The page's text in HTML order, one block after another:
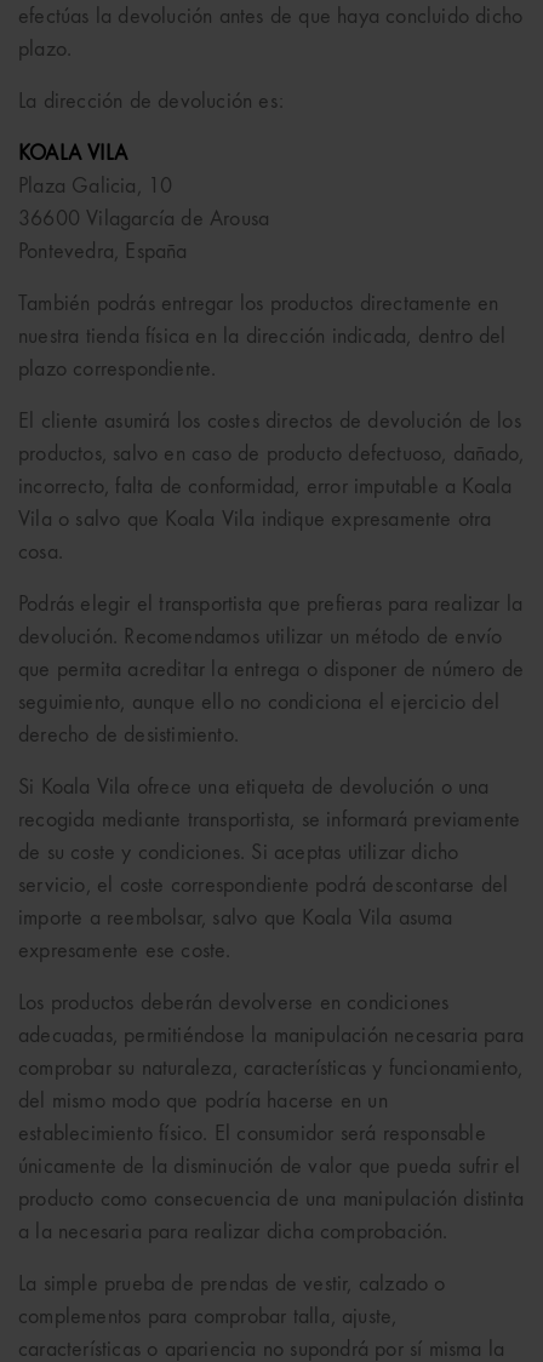
efectúas la devolución antes de que haya concluido dicho
plazo.
La dirección de devolución es:
KOALA VILA
Plaza Galicia, 10
36600 Vilagarcía de Arousa
Pontevedra, España
También podrás entregar los productos directamente en
nuestra tienda física en la dirección indicada, dentro del
plazo correspondiente.
El cliente asumirá los costes directos de devolución de los
productos, salvo en caso de producto defectuoso, dañado,
incorrecto, falta de conformidad, error imputable a Koala
Vila o salvo que Koala Vila indique expresamente otra
cosa.
Podrás elegir el transportista que prefieras para realizar la
devolución. Recomendamos utilizar un método de envío
que permita acreditar la entrega o disponer de número de
seguimiento, aunque ello no condiciona el ejercicio del
derecho de desistimiento.
Si Koala Vila ofrece una etiqueta de devolución o una
recogida mediante transportista, se informará previamente
de su coste y condiciones. Si aceptas utilizar dicho
servicio, el coste correspondiente podrá descontarse del
importe a reembolsar, salvo que Koala Vila asuma
expresamente ese coste.
Los productos deberán devolverse en condiciones
adecuadas, permitiéndose la manipulación necesaria para
comprobar su naturaleza, características y funcionamiento,
del mismo modo que podría hacerse en un
establecimiento físico. El consumidor será responsable
únicamente de la disminución de valor que pueda sufrir el
producto como consecuencia de una manipulación distinta
a la necesaria para realizar dicha comprobación.
La simple prueba de prendas de vestir, calzado o
complementos para comprobar talla, ajuste,
características o apariencia no supondrá por sí misma la